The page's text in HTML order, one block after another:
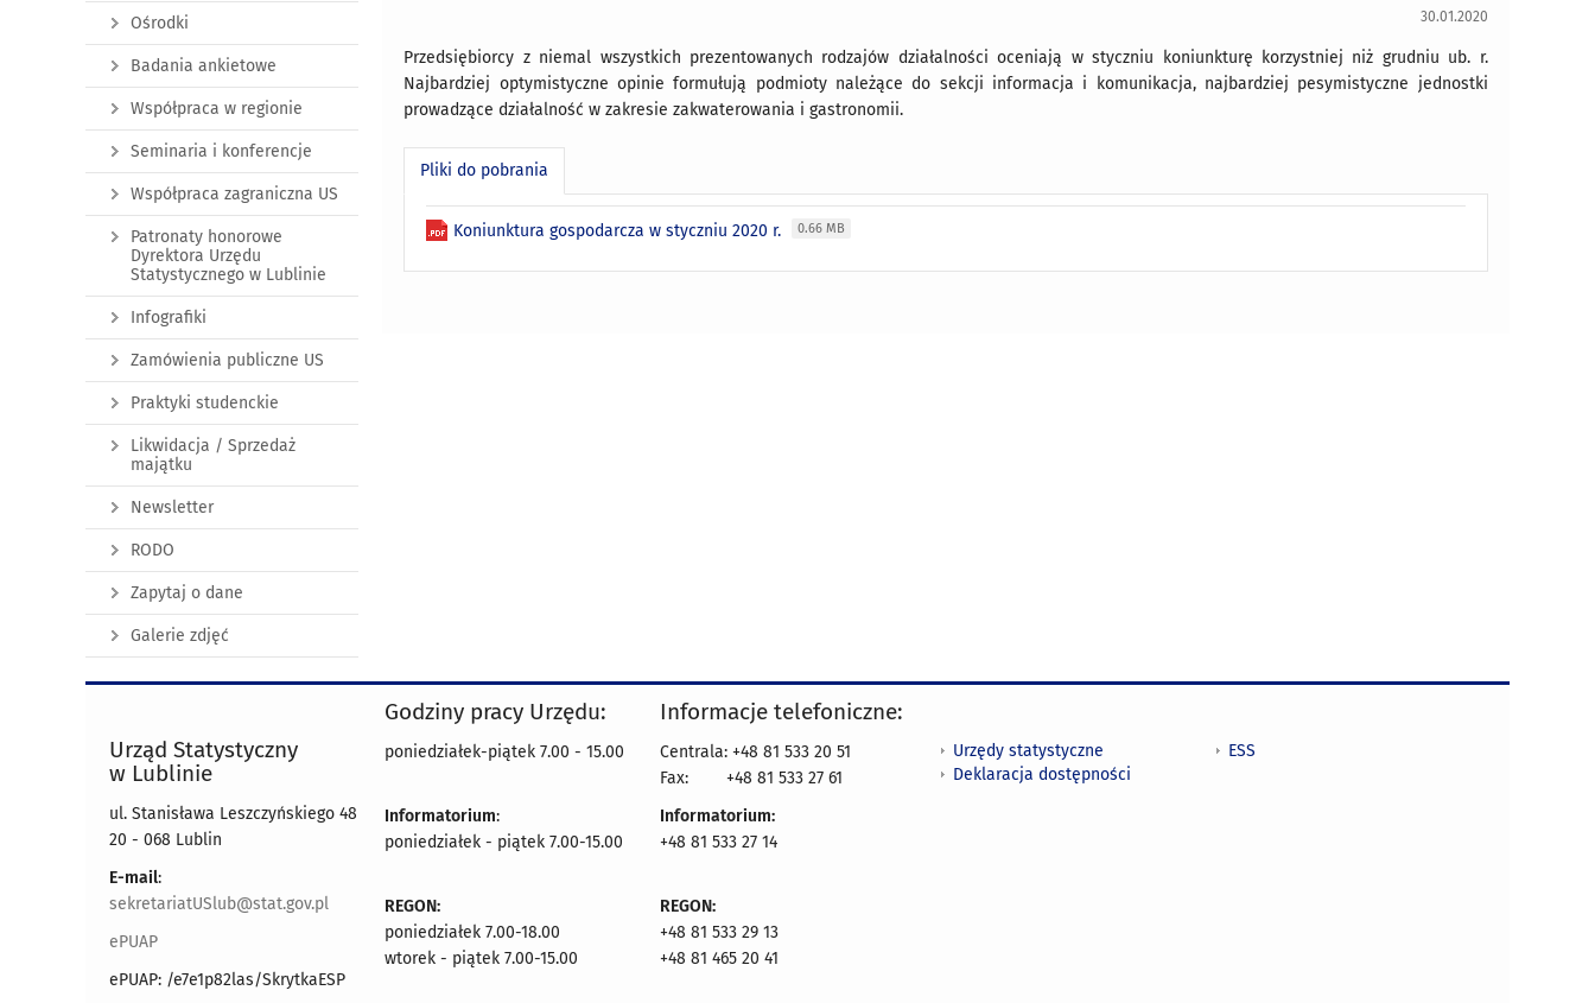
30.01.2020
Przedsiębiorcy z niemal wszystkich prezentowanych rodzajów działalności oceniają w styczniu koniunkturę korzystniej niż grudniu ub. r.
Najbardziej optymistyczne opinie formułują podmioty należące do sekcji informacja i komunikacja, najbardziej pesymistyczne jednostki
prowadzące działalność w zakresie zakwaterowania i gastronomii.
Pliki do pobrania
Koniunktura gospodarcza w styczniu 2020 r. 0.66 MB
Ośrodki
Badania ankietowe
Współpraca w regionie
Seminaria i konferencje
Współpraca zagraniczna US
Patronaty honorowe
Dyrektora Urzędu
Statystycznego w Lublinie
Infografiki
Zamówienia publiczne US
Praktyki studenckie
Likwidacja / Sprzedaż
majątku
Newsletter
RODO
Zapytaj o dane
Galerie zdjęć
Urząd Statystyczny
w Lublinie
ul. Stanisława Leszczyńskiego 48
20 - 068 Lublin
E-mail:
sekretariatUSlub@stat.gov.pl
ePUAP
ePUAP: /e7e1p82las/SkrytkaESP
Godziny pracy Urzędu:
poniedziałek-piątek 7.00 - 15.00
Informatorium:
poniedziałek - piątek 7.00-15.00
REGON:
poniedziałek 7.00-18.00
wtorek - piątek 7.00-15.00
Informacje telefoniczne:
Centrala: +48 81 533 20 51
Fax:
+48 81 533 27 61
Informatorium:
+48 81 533 27 14
REGON:
+48 81 533 29 13
+48 81 465 20 41
Urzędy statystyczne
Deklaracja dostępności
ESS